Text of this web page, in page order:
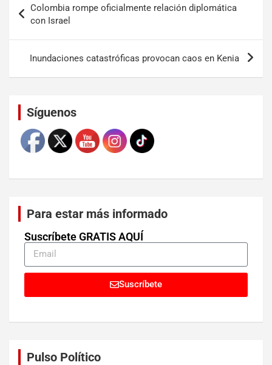
Colombia rompe oficialmente relación diplomática
con Israel
Inundaciones catastróficas provocan caos en Kenia
Síguenos
Para estar más informado
Suscríbete GRATIS AQUÍ
Suscríbete
Pulso Político